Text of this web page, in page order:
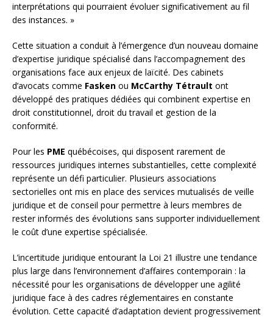
interprétations qui pourraient évoluer significativement au fil
des instances. »
Cette situation a conduit à l’émergence d’un nouveau domaine
d’expertise juridique spécialisé dans l’accompagnement des
organisations face aux enjeux de laïcité. Des cabinets
d’avocats comme Fasken ou McCarthy Tétrault ont
développé des pratiques dédiées qui combinent expertise en
droit constitutionnel, droit du travail et gestion de la
conformité.
Pour les PME québécoises, qui disposent rarement de
ressources juridiques internes substantielles, cette complexité
représente un défi particulier. Plusieurs associations
sectorielles ont mis en place des services mutualisés de veille
juridique et de conseil pour permettre à leurs membres de
rester informés des évolutions sans supporter individuellement
le coût d’une expertise spécialisée.
L’incertitude juridique entourant la Loi 21 illustre une tendance
plus large dans l’environnement d’affaires contemporain : la
nécessité pour les organisations de développer une agilité
juridique face à des cadres réglementaires en constante
évolution. Cette capacité d’adaptation devient progressivement